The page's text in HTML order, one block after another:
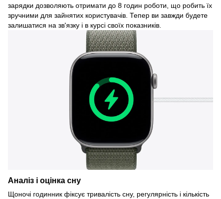
зарядки дозволяють отримати до 8 годин роботи, що робить їх
зручними для зайнятих користувачів. Тепер ви завжди будете
залишатися на зв'язку і в курсі своїх показників.
Аналіз і оцінка сну
Щоночі годинник фіксує тривалість сну, регулярність і кількість